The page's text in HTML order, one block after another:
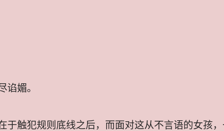
谄媚。
触犯规则底线之后，而面对这从不言语的女孩